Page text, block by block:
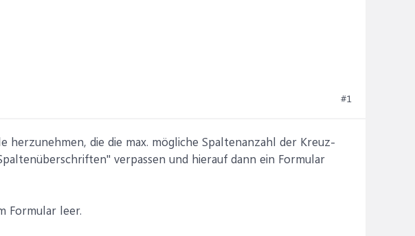
#1
herzunehmen, die die max. mögliche Spaltenanzahl der Kreuz-
verpassen und hierauf dann ein Formular
Formular leer.